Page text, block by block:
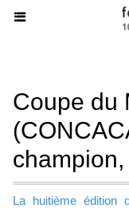
Coupe du
La huitième édition